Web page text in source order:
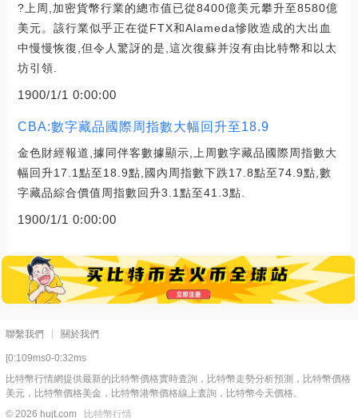
?上周,加密貨幣行業的總市值已從8400億美元攀升至8580億
美元。該行業似乎正在從FTX和Alameda慘敗造成的大出血
中慢慢恢復,但令人驚訝的是,這次復蘇并沒有由比特幣和以太
坊引領.
1900/1/1 0:00:00
CBA:數字藏品國際周指數大幅回升至18.9
金色財經報道,據同伴客數據顯示,上周數字藏品國際周指數大
幅回升17.1點至18.9點,國內周指數下跌17.8點至74.9點,數
字藏品綜合價值周指數回升3.1點至41.3點.
1900/1/1 0:00:00
聯繫我們 關於我們
[0:109ms0-0:32ms
比特幣行情網提供最新的比特幣價格實時査詢，比特幣走勢分析預測，比特幣價格
美元，比特幣價格美金，比特幣港幣價格線上査詢，比特幣今天價格。
© 2026 hujt.com
比特幣行情